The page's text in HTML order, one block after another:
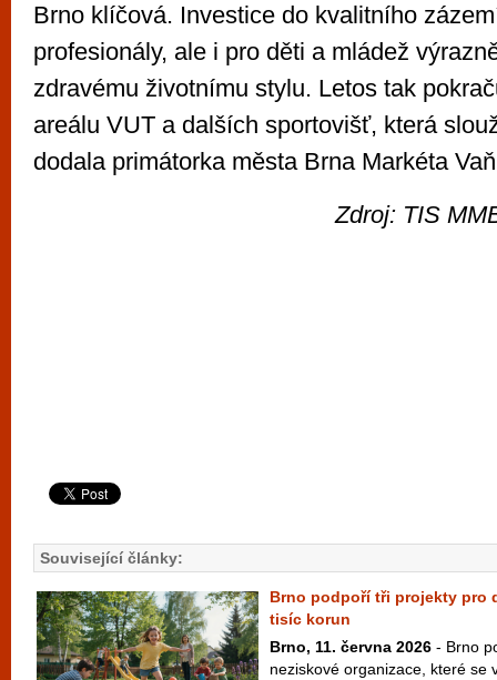
Brno klíčová. Investice do kvalitního
profesionály, ale i pro děti a mládež
zdravému životnímu stylu. Letos tak
areálu VUT a dalších sportovišť, která
dodala primátorka města Brna Markéta
Zdroj: TIS
Související články:
Brno podpoří tři projekty pro
tisíc korun
Brno, 11. června 2026 - Brno
neziskové organizace, které se